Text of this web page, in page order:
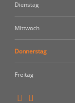
Dienstag
Mittwoch
Donnerstag
Freitag